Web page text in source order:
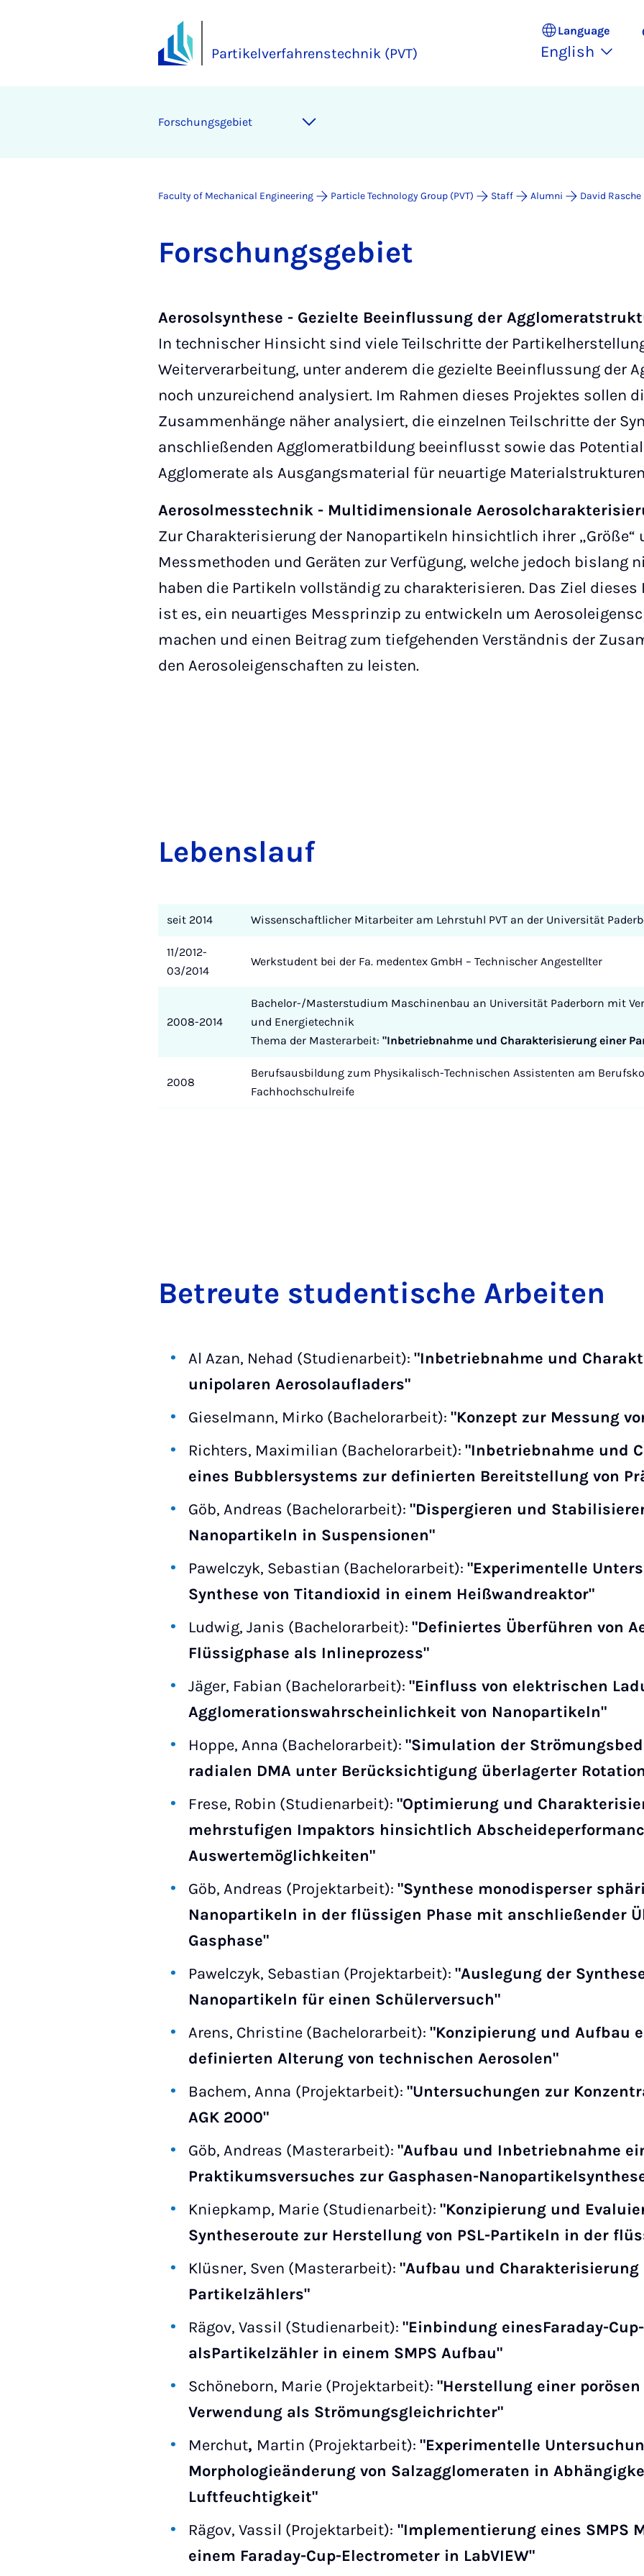
Partikelverfahrenstechnik (PVT)
Language
English
Forschungs­ge­biet
Faculty of Mechanical Engineering Particle Technology Group (PVT) Staff Alumni David Rasche
Forschungs­ge­biet
Aerosolsynthese - Gezielte Beeinflussung der
In technischer Hinsicht sind viele Teilschritte der
Weiterverarbeitung, unter anderem die gezielte Beeinflussung der
noch unzureichend analysiert. Im Rahmen dieses Projektes sollen
Zusammenhänge näher analysiert, die einzelnen Teilschritte der
anschließenden Agglomeratbildung beeinflusst sowie das
Agglomerate als Ausgangsmaterial für neuartige
Aerosolmesstechnik - Multidimensionale
Zur Charakterisierung der Nanopartikeln hinsichtlich ihrer „Größe“
Messmethoden und Geräten zur Verfügung, welche jedoch bislang
haben die Partikeln vollständig zu charakterisieren. Das Ziel
ist es, ein neuartiges Messprinzip zu entwickeln um
machen und einen Beitrag zum tiefgehenden Verständnis der
den Aerosoleigenschaften zu leisten.
Leben­slauf
seit 2014 Wissenschaftlicher Mitarbeiter am Lehrstuhl PVT an der Universität
11/2012-
03/2014
Werkstudent bei der Fa. medentex GmbH – Technischer Angestellter
2008-2014
Bachelor-/Masterstudium Maschinenbau an Universität Paderborn mit
und Energietechnik
Thema der Masterarbeit: "Inbetriebnahme und Charakterisierung einer
2008
Berufsausbildung zum Physikalisch-Technischen Assistenten am
Fachhochschulreife
Be­treute stu­dentische Arbeiten
Al Azan, Nehad (Studienarbeit): "Inbetriebnahme und
unipolaren Aerosolaufladers"
Gieselmann, Mirko (Bachelorarbeit): "Konzept zur Messung
Richters, Maximilian (Bachelorarbeit): "Inbetriebnahme und
eines Bubblersystems zur definierten Bereitstellung von
Göb, Andreas (Bachelorarbeit): "Dispergieren und
Nanopartikeln in Suspensionen"
Pawelczyk, Sebastian (Bachelorarbeit): "Experimentelle
Synthese von Titandioxid in einem Heißwandreaktor"
Ludwig, Janis (Bachelorarbeit): "Definiertes Überführen von
Flüssigphase als Inlineprozess"
Jäger, Fabian (Bachelorarbeit): "Einfluss von elektrischen
Agglomerationswahrscheinlichkeit von Nanopartikeln"
Hoppe, Anna (Bachelorarbeit): "Simulation der
radialen DMA unter Berücksichtigung überlagerter
Frese, Robin (Studienarbeit): "Optimierung und
mehrstufigen Impaktors hinsichtlich
Auswertemöglichkeiten"
Göb, Andreas (Projektarbeit): "Synthese monodisperser
Nanopartikeln in der flüssigen Phase mit anschließender
Gasphase"
Pawelczyk, Sebastian (Projektarbeit): "Auslegung der
Nanopartikeln für einen Schülerversuch"
Arens, Christine (Bachelorarbeit): "Konzipierung und Aufbau
definierten Alterung von technischen Aerosolen"
Bachem, Anna (Projektarbeit): "Untersuchungen zur
AGK 2000"
Göb, Andreas (Masterarbeit): "Aufbau und Inbetriebnahme
Praktikumsversuches zur Gasphasen-
Kniepkamp, Marie (Studienarbeit): "Konzipierung und
Syntheseroute zur Herstellung von PSL-Partikeln in der
Klüsner, Sven (Masterarbeit): "Aufbau und Charakterisierung
Partikelzählers"
Rägov, Vassil (Studienarbeit): "Einbindung einesFaraday-
alsPartikelzähler in einem SMPS Aufbau"
Schöneborn, Marie (Projektarbeit): "Herstellung einer
Verwendung als Strömungsgleichrichter"
Merchut, Martin (Projektarbeit): "Experimentelle
Morphologieänderung von Salzagglomeraten in
Luftfeuchtigkeit"
Rägov, Vassil (Projektarbeit): "Implementierung eines SMPS
einem Faraday-Cup-Electrometer in LabVIEW"